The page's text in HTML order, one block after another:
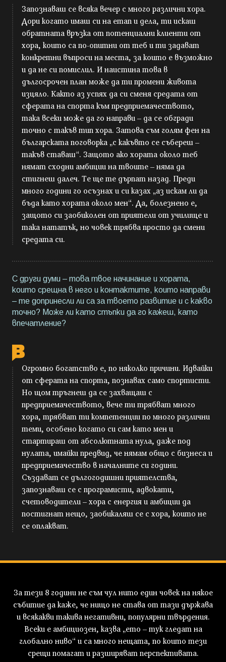
Запознаваш се всяка вечер с много различни хора.
Дори когато имаш си на етап и дела, ти искаш
обратната връзка от потенциални клиенти от
хора, които са по-опитни от теб и ти задават
конкретни въпроси на места, за които е възможно
и да не си помислил. И наистина това в
дългосрочен план може да ти промени живота
изцяло. Както аз успях да си сменя средата от
сферата на спорта към предприемачеството,
така всеки може да го направи – да се обгради
точно с такъв тип хора. Затова съм голям фен на
българската поговорка „с какъвто се събереш –
такъв ставаш“. Защото ако хората около теб
нямат сходни амбиции на твоите – няма да
стигнеш далеч. Те ще те дърпат назад. Преди
много години го осъзнах и си казах „аз искам ли да
бъда като хората около мен“. Да, болезнено е,
защото си заобиколен от приятели от училище и
така нататък, но човек трябва просто да смени
средата си.
С други думи – това твое начинание и хората,
които срещна в него и контактите, които направи
– те допринесли ли са за твоето развитие и с какво
точно? Може ли като стъпки да го кажеш, като
впечатление?
Огромно богатство е, по няколко причини. Идвайки
от сферата на спорта, познавах само спортисти.
Но щом тръгнеш да се захващаш с
предприемачеството, вече ти трябват много
хора, трябват ти компетенции по много различни
теми, особено когато си сам като мен и
стартираш от абсолютната нула, даже под
нулата, имайки предвид, че нямам общо с бизнеса и
предприемачество в началните си години.
Създават се дългогодишни приятелства,
запознаваш се с програмисти, адвокати,
счетоводители – хора с енергия и амбиции да
постигнат нещо, заобикаляш се с хора, които не
се оплакват.
За тези 8 години не съм чул нито един човек на някое
събитие да каже, че нищо не става от тази държава
и всякакви такива негативни, популярни твърдения.
Всеки е амбициозен, казва „ето – тук гледат на
глобално ниво“ и са много нещата, по които тези
срещи помагат и разширяват перспективата.